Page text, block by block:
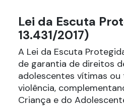
Lei da Escuta
13.431/2017)
A Lei da Escuta
de garantia de direitos
adolescentes vítimas
violência,
Criança e do